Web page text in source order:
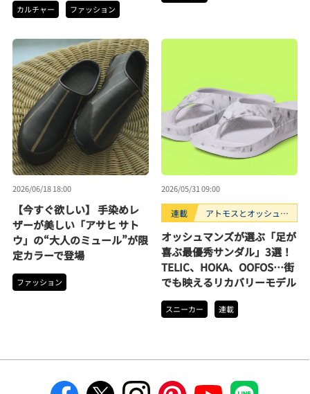
カルチャー ファッション
2026/06/18 18:00
【今すぐ欲しい】 手染めレ
ザーが美しい「アサヒ サト
ウ」の“大人のミュール”が限
定カラーで登場
ファッション
2026/05/31 09:00
連載
アトモスとオッシュマ
スニーカー3選。
オッシュマンズが選ぶ「足が
喜ぶ最優秀サンダル」3選！
TELIC、HOKA、OOFOS…街
でも映えるリカバリーモデル
スニーカー 連載